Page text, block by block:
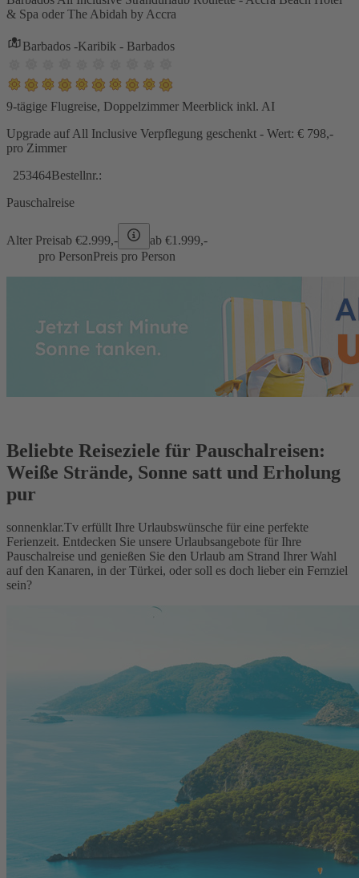
& Spa oder The Abidah by Accra
Barbados -Karibik - Barbados
9-tägige Flugreise, Doppelzimmer Meerblick inkl. AI
Upgrade auf All Inclusive Verpflegung geschenkt - Wert: € 798,-
pro Zimmer
253464Bestellnr.:
Pauschalreise
Alter Preisab €2.999,- ab €1.999,-
pro PersonPreis pro Person
Beliebte Reiseziele für Pauschalreisen:
Weiße Strände, Sonne satt und Erholung
pur
sonnenklar.Tv erfüllt Ihre Urlaubswünsche für eine perfekte
Ferienzeit. Entdecken Sie unsere Urlaubsangebote für Ihre
Pauschalreise und genießen Sie den Urlaub am Strand Ihrer Wahl
auf den Kanaren, in der Türkei, oder soll es doch lieber ein Fernziel
sein?